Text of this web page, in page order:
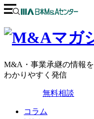
M&A・事業承継の情報を
わかりやすく発信
無料相談
コラム